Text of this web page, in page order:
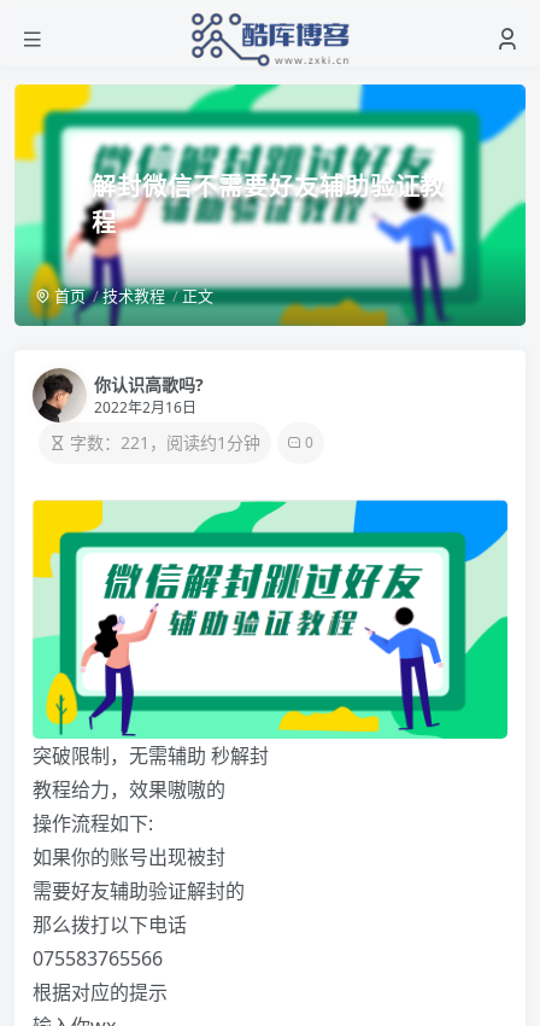
解封微信不需要好友辅助验证教
程
首页 技术教程 正文
你认识高歌吗?
2022年2月16日
字数：221，阅读约1分钟 0
突破限制，无需辅助 秒解封
教程给力，效果嗷嗷的
操作流程如下:
如果你的账号出现被封
需要好友辅助验证解封的
那么拨打以下电话
075583765566
根据对应的提示